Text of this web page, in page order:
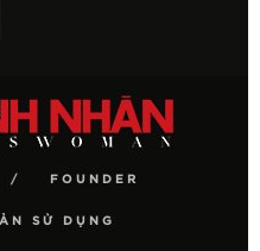
FOUNDER
SỬ DỤNG